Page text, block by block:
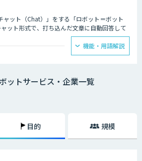
ャット（Chat）」をする「ロボット＝ボット
ット形式で、打ち込んだ文章に自動回答して
分けると「AI型」と「シナリオ型」という2つ
徴
組みを採用したチャットボットで、文章全体
返すことができるという特徴を持っていま
にチャットの回答精度が向上されていくのが大
機能・用語解説
ットサービス・企業一覧
目的 規模